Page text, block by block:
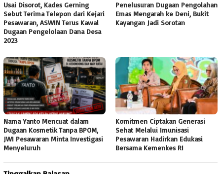
Usai Disorot, Kades Gerning
Sebut Terima Telepon dari Kejari
Pesawaran, ASWIN Terus Kawal
Dugaan Pengelolaan Dana Desa
2023
Penelusuran Dugaan Pengolahan
Emas Mengarah ke Deni, Bukit
Kayangan Jadi Sorotan
Nama Yanto Mencuat dalam
Dugaan Kosmetik Tanpa BPOM,
JWI Pesawaran Minta Investigasi
Menyeluruh
Komitmen Ciptakan Generasi
Sehat Melalui Imunisasi
Pesawaran Hadirkan Edukasi
Bersama Kemenkes RI